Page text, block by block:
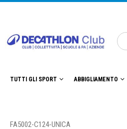
TUTTI GLI SPORT ABBIGLIAMENTO
FA5002-C124-UNICA